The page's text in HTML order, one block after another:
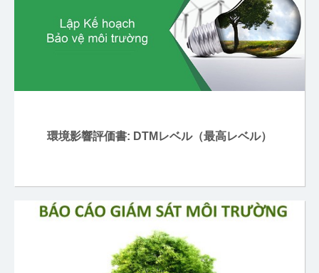
環境影響評価書: DTMレベル（最高レベル）